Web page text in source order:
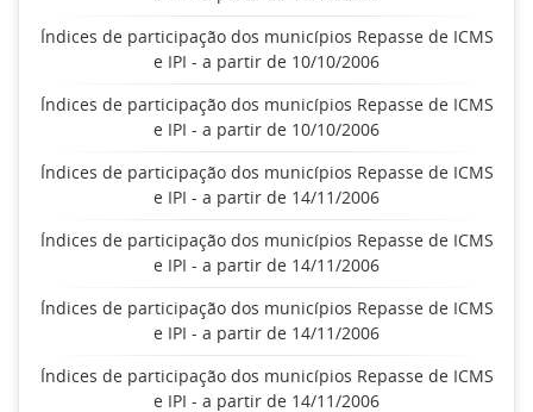
Índices de participação dos municípios Repasse de ICMS
e IPI - a partir de 10/10/2006
Índices de participação dos municípios Repasse de ICMS
e IPI - a partir de 10/10/2006
Índices de participação dos municípios Repasse de ICMS
e IPI - a partir de 14/11/2006
Índices de participação dos municípios Repasse de ICMS
e IPI - a partir de 14/11/2006
Índices de participação dos municípios Repasse de ICMS
e IPI - a partir de 14/11/2006
Índices de participação dos municípios Repasse de ICMS
e IPI - a partir de 14/11/2006